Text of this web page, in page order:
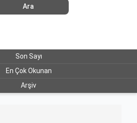
Ara
Son Sayı
En Çok Okunan
Arşiv